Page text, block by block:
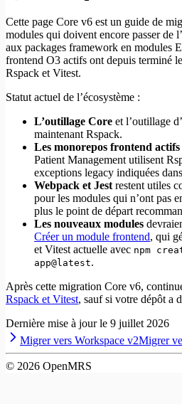
Cette page Core v6 est un guide de
modules qui doivent encore passer de
aux packages framework en modules
frontend O3 actifs ont depuis terminé
Rspack et Vitest.
Statut actuel de l’écosystème :
L’outillage Core et l’outillage
maintenant Rspack.
Les monorepos frontend actifs
Patient Management utilisent
exceptions legacy indiquées
Webpack et Jest restent utiles
pour les modules qui n’ont pas
plus le point de départ
Les nouveaux modules
Créer un module frontend, qui
et Vitest actuelle avec npm
app@latest.
Après cette migration Core v6,
Rspack et Vitest, sauf si votre dépôt a
Dernière mise à jour le 9 juillet 2026
Migrer vers Workspace v2Migrer
© 2026 OpenMRS